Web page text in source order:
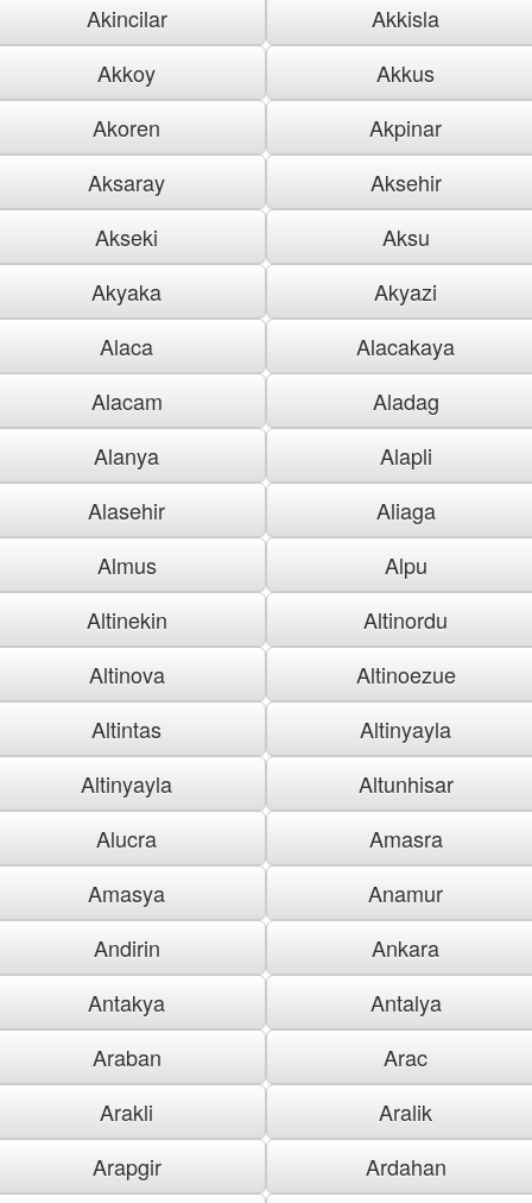
Akincilar
Akkisla
Akkoy
Akkus
Akoren
Akpinar
Aksaray
Aksehir
Akseki
Aksu
Akyaka
Akyazi
Alaca
Alacakaya
Alacam
Aladag
Alanya
Alapli
Alasehir
Aliaga
Almus
Alpu
Altinekin
Altinordu
Altinova
Altinoezue
Altintas
Altinyayla
Altinyayla
Altunhisar
Alucra
Amasra
Amasya
Anamur
Andirin
Ankara
Antakya
Antalya
Araban
Arac
Arakli
Aralik
Arapgir
Ardahan